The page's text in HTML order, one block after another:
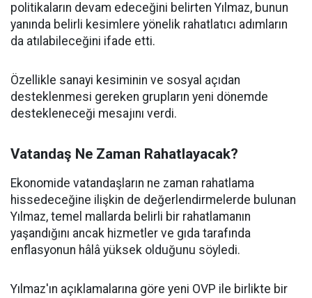
politikaların devam edeceğini belirten Yılmaz, bunun
yanında belirli kesimlere yönelik rahatlatıcı adımların
da atılabileceğini ifade etti.
Özellikle sanayi kesiminin ve sosyal açıdan
desteklenmesi gereken grupların yeni dönemde
destekleneceği mesajını verdi.
Vatandaş Ne Zaman Rahatlayacak?
Ekonomide vatandaşların ne zaman rahatlama
hissedeceğine ilişkin de değerlendirmelerde bulunan
Yılmaz, temel mallarda belirli bir rahatlamanın
yaşandığını ancak hizmetler ve gıda tarafında
enflasyonun hâlâ yüksek olduğunu söyledi.
Yılmaz'ın açıklamalarına göre yeni OVP ile birlikte bir